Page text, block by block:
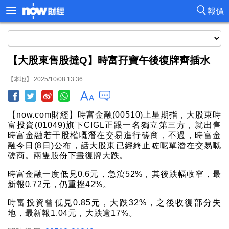
報價
【大股東售股撻Q】時富孖寶午後復牌齊插水
【本地】 2025/10/08 13:36
【now.com財經】時富金融(00510)上星期指，大股東時
富投資(01049)旗下CIGL正跟一名獨立第三方，就出售
時富金融若干股權嘅潛在交易進行磋商，不過，時富金
融今日(8日)公布，話大股東已經終止咗呢單潛在交易嘅
磋商。兩隻股份下晝復牌大跌。
時富金融一度低見0.6元，急瀉52%，其後跌幅收窄，最
新報0.72元，仍重挫42%。
時富投資曾低見0.85元，大跌32%，之後收復部分失
地，最新報1.04元，大跌逾17%。